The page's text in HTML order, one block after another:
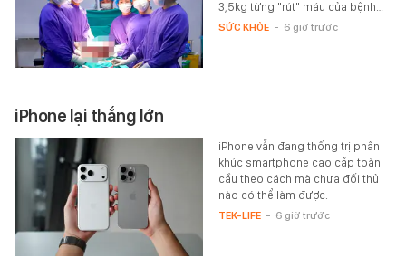
3,5kg từng "rút" máu của bệnh…
SỨC KHỎE - 6 giờ trước
iPhone lại thắng lớn
iPhone vẫn đang thống trị phân
khúc smartphone cao cấp toàn
cầu theo cách mà chưa đối thủ
nào có thể làm được.
TEK-LIFE - 6 giờ trước